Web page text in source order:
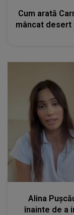
Cum arată
mâncat desert
Alina
înainte de a